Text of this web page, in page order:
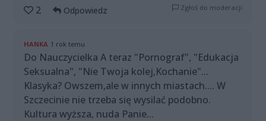
2
Odpowiedz Zgłoś do moderacji
HANKA 1 rok temu
Do Nauczycielka A teraz "Pornograf", "Edukacja
Seksualna", "Nie Twoja kolej,Kochanie"...
Klasyka? Owszem,ale w innych miastach.... W
Szczecinie nie trzeba się wysilać podobno.
Kultura wyższa, nuda Panie...